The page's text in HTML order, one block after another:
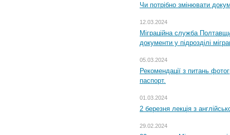
Чи потрібно змінювати
12.03.2024
Міграційна служба
документи у підрозділі
05.03.2024
Рекомендації з питань
паспорт.
01.03.2024
2 березня лекція з
29.02.2024